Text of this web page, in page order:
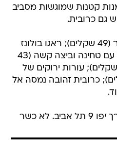
קטנות שמוגשות מסביב
גם כרובית.
חריימה סוער (49 שקלים); ראגו בולונז
(47 שקלים); סביח רטטוי עם טחינה וביצה קשה (43
שקלים); קלמרי לבן (49 שקלים); עורות ירוקים של
(39 שקלים); כרובית זהובה נמסה אל
לא כשר